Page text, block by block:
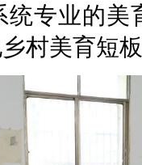
统专业的
村美育短